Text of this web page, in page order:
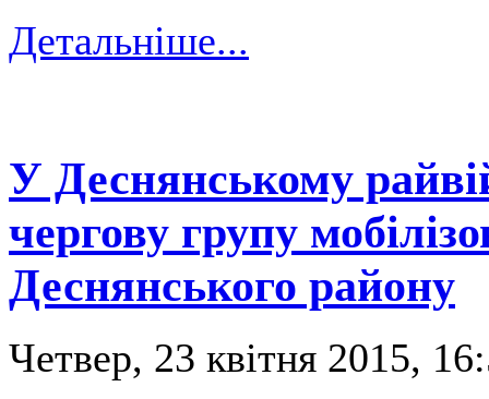
Детальніше...
У Деснянському
чергову групу
Деснянського району
Четвер, 23 квітня 2015,